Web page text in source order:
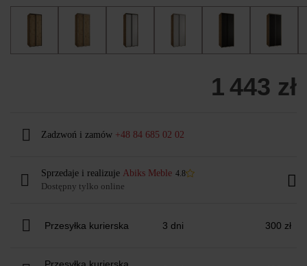
1 443 zł
Zadzwoń i zamów +48 84 685 02 02
Sprzedaje i realizuje Abiks Meble 4.8
Dostępny tylko online
Przesyłka kurierska 3 dni 300 zł